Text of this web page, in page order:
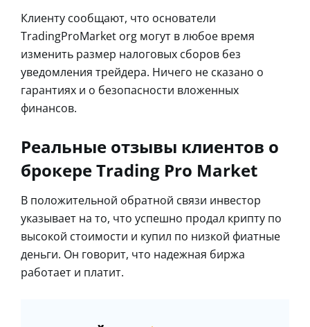
Клиенту сообщают, что основатели
TradingProMarket org могут в любое время
изменить размер налоговых сборов без
уведомления трейдера. Ничего не сказано о
гарантиях и о безопасности вложенных
финансов.
Реальные отзывы клиентов о
брокере Trading Pro Market
В положительной обратной связи инвестор
указывает на то, что успешно продал крипту по
высокой стоимости и купил по низкой фиатные
деньги. Он говорит, что надежная биржа
работает и платит.